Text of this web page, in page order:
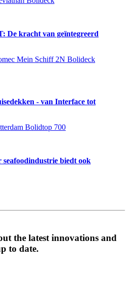
De kracht van geïntegreerd
- van Interface tot
biedt ook
the latest innovations and
to date.